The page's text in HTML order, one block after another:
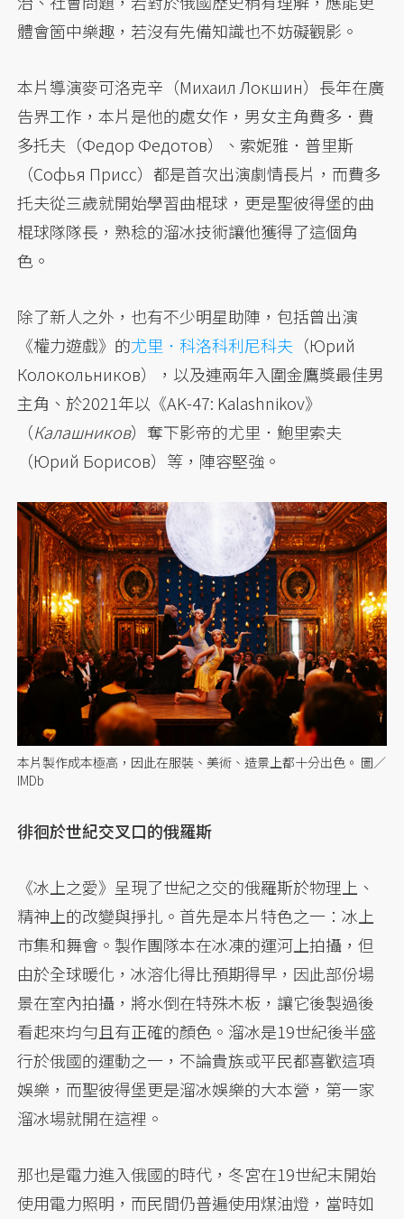
體會箇中樂趣，若沒有先備知識也不妨礙觀影。
本片導演麥可洛克辛（Михаил Локшин）長年在廣
告界工作，本片是他的處女作，男女主角費多．費
多托夫（Федор Федотов）、索妮雅．普里斯
（Софья Присс）都是首次出演劇情長片，而費多
托夫從三歲就開始學習曲棍球，更是聖彼得堡的曲
棍球隊隊長，熟稔的溜冰技術讓他獲得了這個角
色。
除了新人之外，也有不少明星助陣，包括曾出演
《權力遊戲》的尤里．科洛科利尼科夫 （Юрий
Колокольников），以及連兩年入圍金鷹獎最佳男
主角、於2021年以《AK-47: Kalashnikov》
（Калашников）奪下影帝的尤里．鮑里索夫
（Юрий Борисов）等，陣容堅強。
本片製作成本極高，因此在服裝、美術、造景上都十分出色。 圖／
IMDb
徘徊於世紀交叉口的俄羅斯
《冰上之愛》呈現了世紀之交的俄羅斯於物理上、
精神上的改變與掙扎。首先是本片特色之一：冰上
市集和舞會。製作團隊本在冰凍的運河上拍攝，但
由於全球暖化，冰溶化得比預期得早，因此部份場
景在室內拍攝，將水倒在特殊木板，讓它後製過後
看起來均勻且有正確的顏色。溜冰是19世紀後半盛
行於俄國的運動之一，不論貴族或平民都喜歡這項
娛樂，而聖彼得堡更是溜冰娛樂的大本營，第一家
溜冰場就開在這裡。
那也是電力進入俄國的時代，冬宮在19世紀末開始
使用電力照明，而民間仍普遍使用煤油燈，當時如